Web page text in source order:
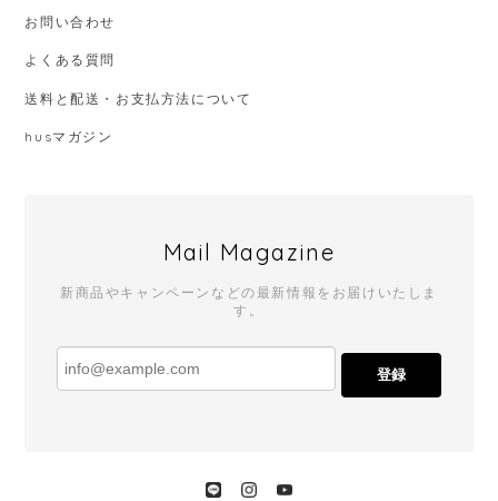
お問い合わせ
よくある質問
送料と配送・お支払方法について
husマガジン
Mail Magazine
新商品やキャンペーンなどの最新情報をお届けいたしま
す。
登録